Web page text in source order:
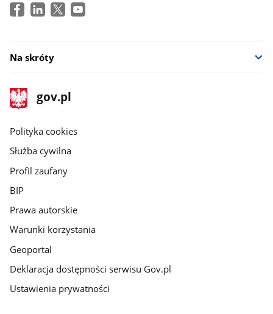
Na skróty
stopka
gov.pl
Strona
gov.pl
gov.pl
Polityka cookies
Służba cywilna
Profil zaufany
BIP
Prawa autorskie
Warunki korzystania
Geoportal
Deklaracja dostępności serwisu Gov.pl
Ustawienia prywatności